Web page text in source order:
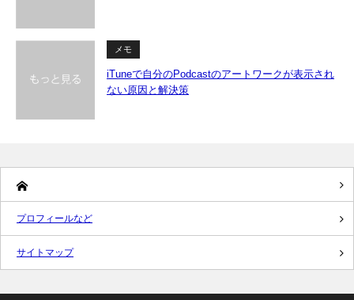
メモ
iTuneで自分のPodcastのアートワークが表示され
ない原因と解決策
プロフィールなど
サイトマップ